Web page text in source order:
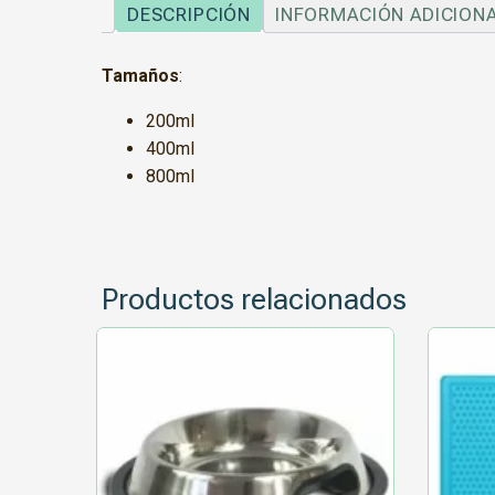
DESCRIPCIÓN INFORMACIÓN
Tamaños:
200ml
400ml
800ml
Productos relacionados
Este
variantes.
opciones
Este
tiene
Las